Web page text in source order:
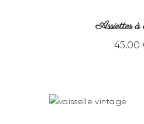
Assiettes à
45.00